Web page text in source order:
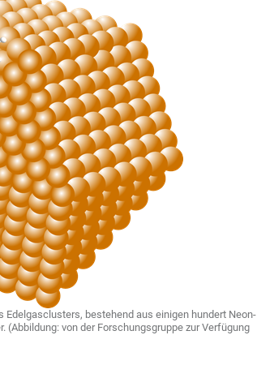
bestehend aus einigen hundert Neon-
(Abbildung: von der Forschungsgruppe zur Verfügung